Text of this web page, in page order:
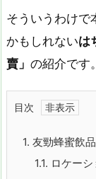
そういうわけで
かもしれないは
賣」 の紹介です。
目次
1. 友勁蜂蜜飲
1.1. ロケーシ